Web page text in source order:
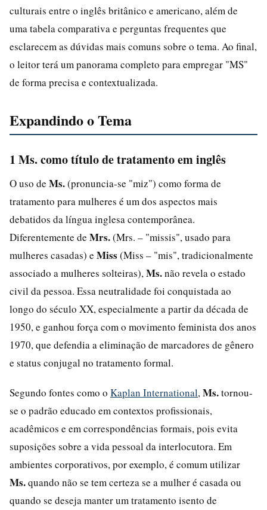
culturais entre o inglês britânico e americano, além de
uma tabela comparativa e perguntas frequentes que
esclarecem as dúvidas mais comuns sobre o tema. Ao final,
o leitor terá um panorama completo para empregar "MS"
de forma precisa e contextualizada.
Expandindo o Tema
1 Ms. como título de tratamento em inglês
O uso de Ms.(pronuncia-se "miz") como forma de
tratamento para mulheres é um dos aspectos mais
debatidos da língua inglesa contemporânea.
Diferentemente de Mrs.(Mrs. – "missis", usado para
mulheres casadas) e Miss (Miss – "mis", tradicionalmente
associado a mulheres solteiras), Ms.não revela o estado
civil da pessoa. Essa neutralidade foi conquistada ao
longo do século XX, especialmente a partir da década de
1950, e ganhou força com o movimento feminista dos anos
1970, que defendia a eliminação de marcadores de gênero
e status conjugal no tratamento formal.
Segundo fontes como o Kaplan International, Ms.tornou-
se o padrão educado em contextos profissionais,
acadêmicos e em correspondências formais, pois evita
suposições sobre a vida pessoal da interlocutora. Em
ambientes corporativos, por exemplo, é comum utilizar
Ms.quando não se tem certeza se a mulher é casada ou
quando se deseja manter um tratamento isento de